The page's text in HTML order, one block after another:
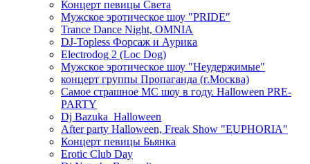
Концерт певицы Света
Мужское эротическое шоу "PRIDE"
Trance Dance Night, OMNIA
DJ-Topless Форсаж и Аурика
Electrodog 2 (Loc Dog)
Мужское эротическое шоу "Неудержимые"
концерт группы Пропаганда (г.Москва)
Самое страшное МС шоу в году. Halloween PRE-
PARTY
Dj Bazuka_Halloween
After party Halloween, Freak Show "EUPHORIA"
Концерт певицы Бьянка
Erotic Club Day